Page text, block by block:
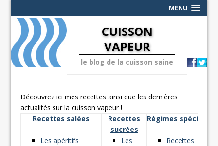
MENU
CUISSON
VAPEUR
le blog de la cuisson saine
Découvrez ici mes recettes ainsi que les dernières
actualités sur la cuisson vapeur !
Recettes salées
Recettes
sucrées
Régimes spéciaux
Les apéritifs
Les
Recettes